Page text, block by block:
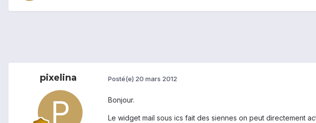
pixelina Posté(e) 20 mars 2012
Bonjour.
Le widget mail sous ics fait des siennes on peut directement